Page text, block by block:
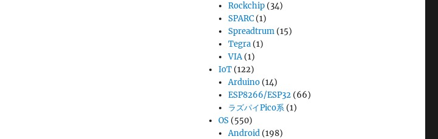
Rockchip (34)
SPARC (1)
Spreadtrum (15)
Tegra (1)
VIA(1)
IoT (122)
Arduino (14)
ESP8266/ESP32 (66)
ラズパイPico系 (1)
OS (550)
Android (198)